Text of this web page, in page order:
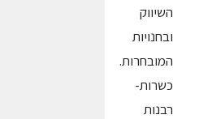
השיווק
ובחנויות
המובחרות.
כשרות-
רבנות